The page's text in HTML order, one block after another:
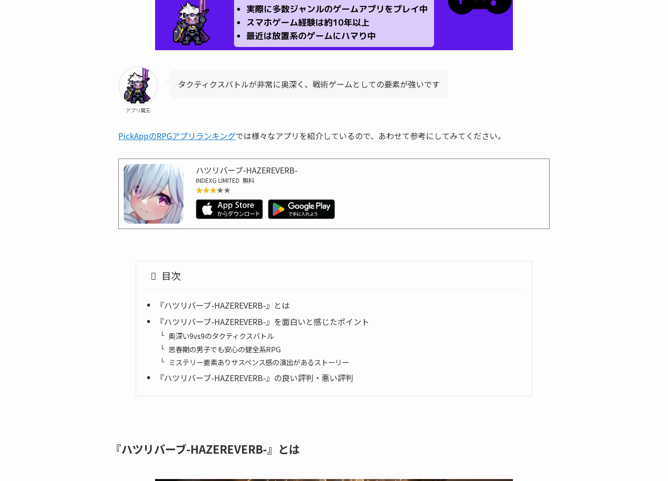
アプリ魔王
タクティクスバトルが非常に奥深く、戦術ゲームとしての要素が強いです
PickAppのRPGアプリランキングでは様々なアプリを紹介しているので、あわせて参考にしてみてください。
ハツリバーブ-HAZEREVERB-
INDEXG LIMITED 無料
★★★★★
★★★★★
目次
『ハツリバーブ-HAZEREVERB-』とは
『ハツリバーブ-HAZEREVERB-』を面白いと感じたポイント
奥深い9vs9のタクティクスバトル
思春期の男子でも安心の健全系RPG
ミステリー要素ありサスペンス感の演出があるストーリー
『ハツリバーブ-HAZEREVERB-』の良い評判・悪い評判
『ハツリバーブ-HAZEREVERB-』とは